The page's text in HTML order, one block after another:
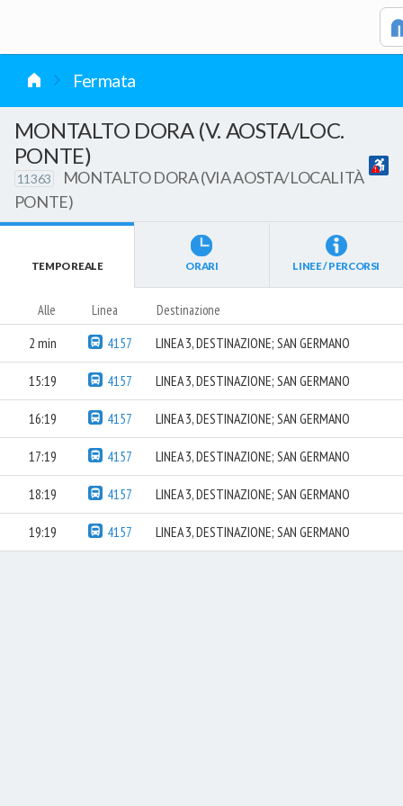
Fermata
MONTALTO DORA (V. AOSTA/LOC.
PONTE)
11363
MONTALTO DORA (VIA AOSTA/LOCALITÀ
PONTE)
TEMPO REALE ORARI LINEE / PERCORSI
Alle Linea Destinazione
2 min 4157 LINEA 3, DESTINAZIONE; SAN GERMANO
15:19 4157 LINEA 3, DESTINAZIONE; SAN GERMANO
16:19 4157 LINEA 3, DESTINAZIONE; SAN GERMANO
17:19 4157 LINEA 3, DESTINAZIONE; SAN GERMANO
18:19 4157 LINEA 3, DESTINAZIONE; SAN GERMANO
19:19 4157 LINEA 3, DESTINAZIONE; SAN GERMANO